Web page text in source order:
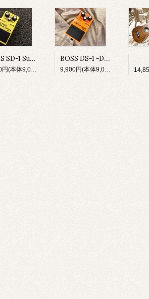
BOSS SD-1 Super Over Drive
9,900円(本体9,000円、税900円)
BOSS DS-1 -Distortion-
9,900円(本体9,000円、税900円)